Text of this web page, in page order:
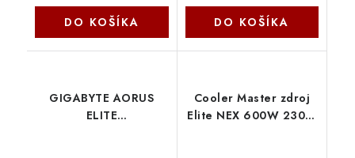
DO KOŠÍKA DO KOŠÍKA
GIGABYTE AORUS
ELITE
Cooler Master zdroj
Elite NEX 600W 230V,